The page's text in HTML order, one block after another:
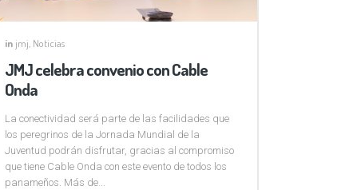
in jmj Noticias
JMJ celebra convenio con Cable
Onda
La conectividad será parte de las facilidades que
los peregrinos de la Jornada Mundial de la
Juventud podrán disfrutar, gracias al compromiso
que tiene Cable Onda con este evento de todos los
panameños. Más de...